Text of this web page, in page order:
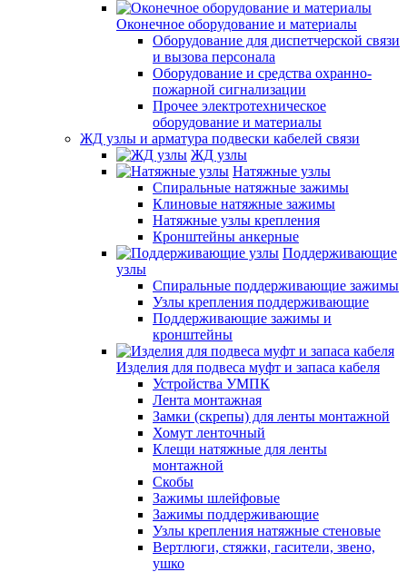
Оконечное оборудование и материалы
Оборудование для диспетчерской связи
и вызова персонала
Оборудование и средства охранно-
пожарной сигнализации
Прочее электротехническое
оборудование и материалы
ЖД узлы и арматура подвески кабелей связи
ЖД узлы
Натяжные узлы
Спиральные натяжные зажимы
Клиновые натяжные зажимы
Натяжные узлы крепления
Кронштейны анкерные
Поддерживающие
узлы
Спиральные поддерживающие зажимы
Узлы крепления поддерживающие
Поддерживающие зажимы и
кронштейны
Изделия для подвеса муфт и запаса кабеля
Устройства УМПК
Лента монтажная
Замки (скрепы) для ленты монтажной
Хомут ленточный
Клещи натяжные для ленты
монтажной
Скобы
Зажимы шлейфовые
Зажимы поддерживающие
Узлы крепления натяжные стеновые
Вертлюги, стяжки, гасители, звено,
ушко